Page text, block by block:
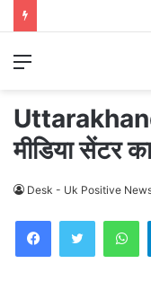
Menu
मीडिया सेंटर
Desk - Uk Positive